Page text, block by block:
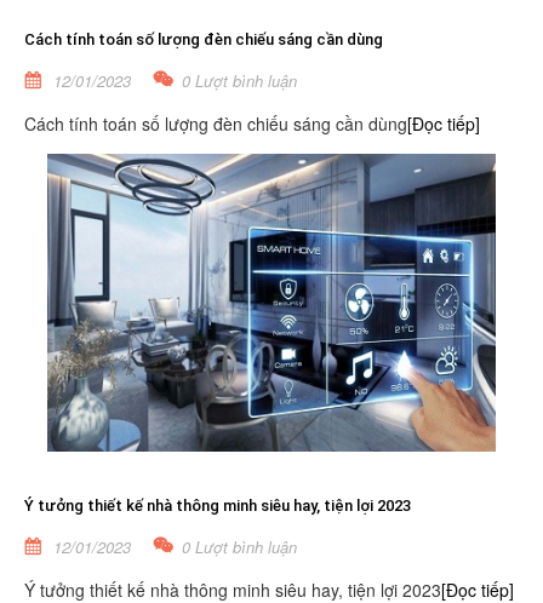
Cách tính toán số lượng đèn chiếu sáng cần dùng
12/01/2023 0 Lượt bình luận
Cách tính toán số lượng đèn chiếu sáng cần dùng[Đọc tiếp]
Ý tưởng thiết kế nhà thông minh siêu hay, tiện lợi 2023
12/01/2023 0 Lượt bình luận
Ý tưởng thiết kế nhà thông minh siêu hay, tiện lợi 2023[Đọc tiếp]